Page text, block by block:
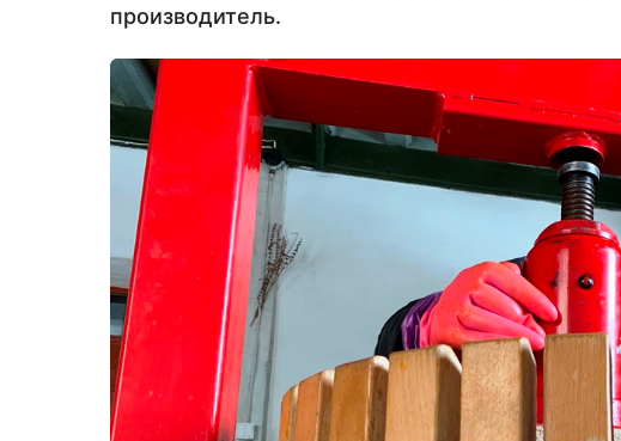
производитель.